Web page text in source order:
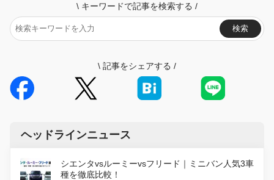
\ キーワードで記事を検索する /
検索
\ 記事をシェアする /
ヘッドラインニュース
シエンタvsルーミーvsフリード｜ミニバン人気3車
種を徹底比較！